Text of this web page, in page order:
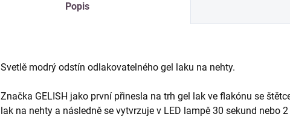
Popis
Svetlě modrý odstín odlakovatelného gel laku na nehty.
Značka GELISH jako první přinesla na trh gel lak ve flakónu se
lak na nehty a následně se vytvrzuje v LED lampě 30 sekund nebo